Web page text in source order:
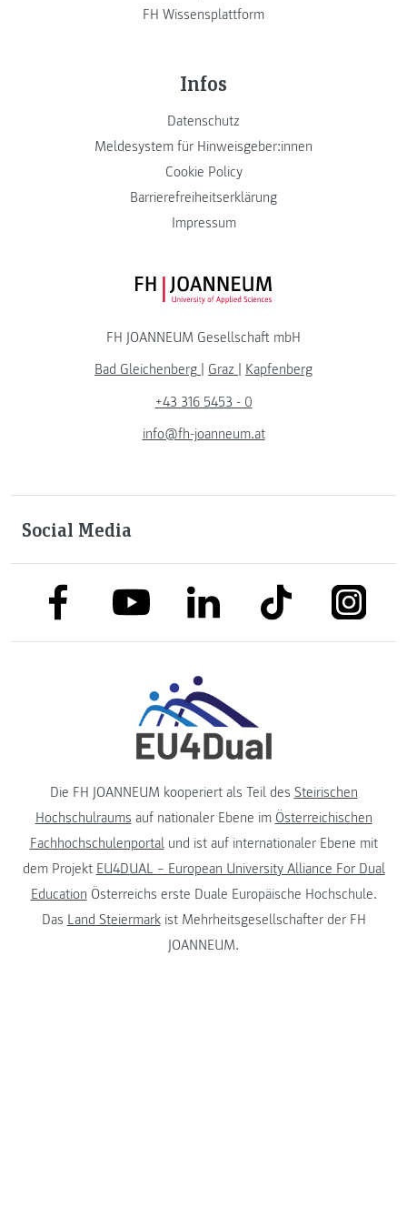
FH Wissensplattform
Infos
Datenschutz
Meldesystem für Hinweisgeber:innen
Cookie Policy
Barrierefreiheitserklärung
Impressum
FH JOANNEUM Logo
FH JOANNEUM Gesellschaft mbH
Bad Gleichenberg
Graz
Kapfenberg
+43 316 5453 - 0
info@fh-joanneum.at
Social Media
link to facebooklink to youtubelink to linkedinlink to tiktok
Die FH JOANNEUM kooperiert als Teil des Steirischen
Hochschulraums auf nationaler Ebene im Österreichischen
Fachhochschulenportalund ist auf internationaler Ebene mit
dem Projekt EU4DUAL – European University Alliance For Dual
Education Österreichs erste Duale Europäische Hochschule.
Das Land Steiermarkist Mehrheitsgesellschafter der FH
JOANNEUM.